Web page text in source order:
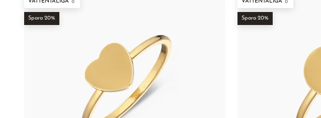
VATTENTÅLIGA 💧
Spara 20%
VATTENTÅLIGA 💧
Spara 20%